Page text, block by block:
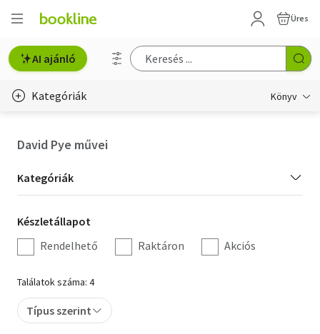
Üres
AI ajánló
Kategóriák Könyv
Hobbi, szabadidő
Irodalom
Művészet
Szakkönyv
David Pye művei
Kategória
szűrés
Kategóriák
Készletállapot
szűrés
Készletállapot
Rendelhető
Raktáron Akciós
Találatok száma: 4
Típus szerint